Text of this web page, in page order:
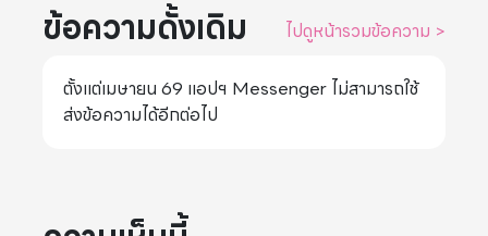
ข้อความดั้งเดิม
ไปดูหน้ารวมข้อความ >
ตั้งแต่เมษายน 69 แอปฯ Messenger ไม่สามารถใช้
ส่งข้อความได้อีกต่อไป